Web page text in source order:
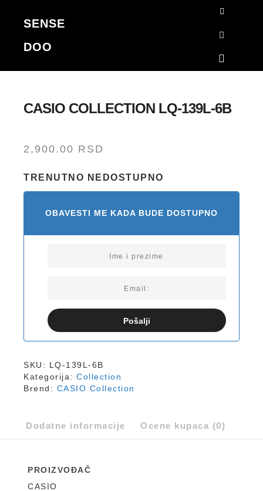
SENSE
DOO
Main
CASIO COLLECTION LQ-139L-6B
2,900.00 RSD
TRENUTNO NEDOSTUPNO
OBAVESTI ME KADA BUDE DOSTUPNO
Pošalji
SKU: LQ-139L-6B
Kategorija: Collection
Brend: CASIO Collection
Dodatne informacije Ocene kupaca (0)
PROIZVOĐAČ
CASIO